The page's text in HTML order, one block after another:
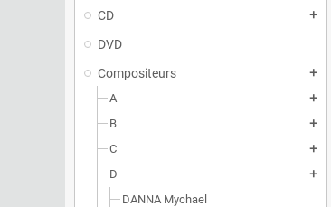
CD add
DVD
Compositeurs
add
A add
B add
C add
D add
DANNA Mychael